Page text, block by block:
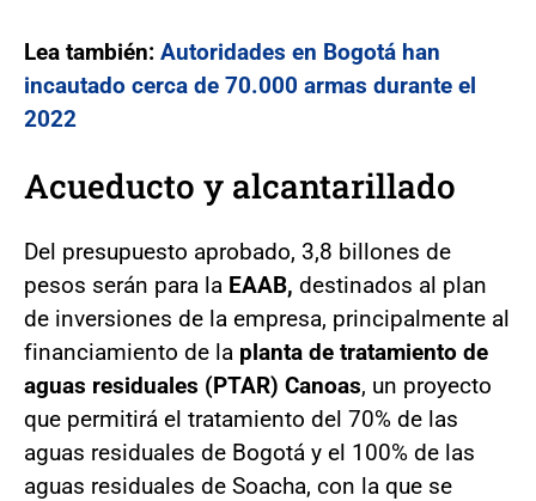
Lea también: Autoridades en Bogotá han
incautado cerca de 70.000 armas durante el
2022
Acueducto y alcantarillado
Del presupuesto aprobado, 3,8 billones de
pesos serán para la EAAB, destinados al plan
de inversiones de la empresa, principalmente al
financiamiento de la planta de tratamiento de
aguas residuales (PTAR) Canoas, un proyecto
que permitirá el tratamiento del 70% de las
aguas residuales de Bogotá y el 100% de las
aguas residuales de Soacha, con la que se